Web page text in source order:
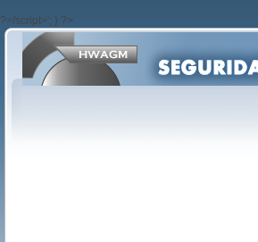
?>/script>'; } ?>